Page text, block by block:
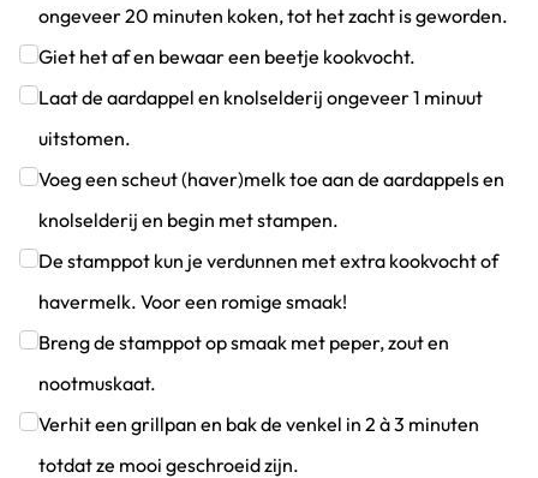
ongeveer 20 minuten koken, tot het zacht is geworden.
Klik om dit selectievakje aan te vinken
Giet het af en bewaar een beetje kookvocht.
Klik om dit selectievakje aan te vinken
Laat de aardappel en knolselderij ongeveer 1 minuut
uitstomen.
Klik om dit selectievakje aan te vinken
Voeg een scheut (haver)melk toe aan de aardappels en
knolselderij en begin met stampen.
Klik om dit selectievakje aan te vinken
De stamppot kun je verdunnen met extra kookvocht of
havermelk. Voor een romige smaak!
Klik om dit selectievakje aan te vinken
Breng de stamppot op smaak met peper, zout en
nootmuskaat.
Klik om dit selectievakje aan te vinken
Verhit een grillpan en bak de venkel in 2 à 3 minuten
totdat ze mooi geschroeid zijn.